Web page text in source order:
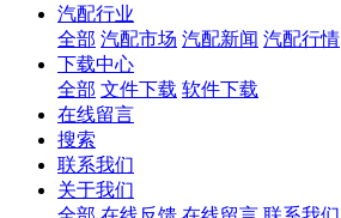
汽配行业
全部 汽配市场 汽配新闻 汽配行情
下载中心
全部 文件下载 软件下载
在线留言
搜索
联系我们
关于我们